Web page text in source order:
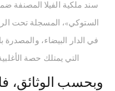
سند ملكية الفيلا المصنفة
التي يمتلك حصة
وبحسب الوثائق،